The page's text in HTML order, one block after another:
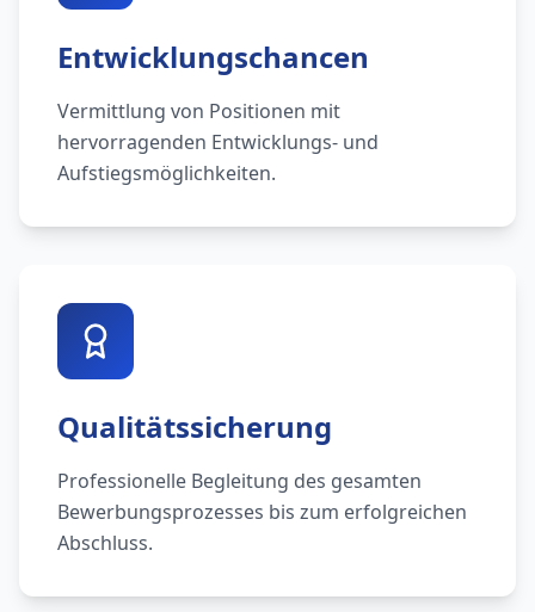
Entwicklungschancen
Vermittlung von Positionen mit
hervorragenden Entwicklungs- und
Aufstiegsmöglichkeiten.
Qualitätssicherung
Professionelle Begleitung des gesamten
Bewerbungsprozesses bis zum erfolgreichen
Abschluss.